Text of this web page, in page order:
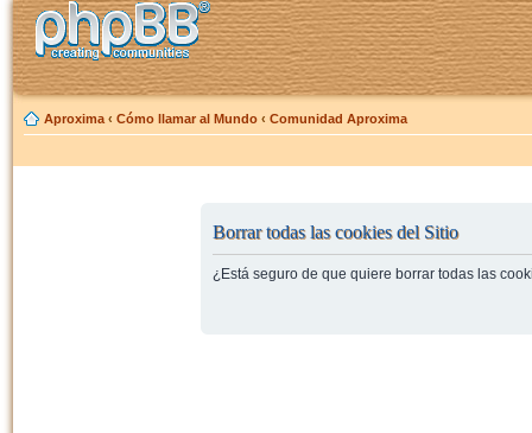
Aproxima ‹ Cómo llamar al Mundo ‹ Comunidad Aproxima
Borrar todas las cookies del Sitio
¿Está seguro de que quiere borrar todas las